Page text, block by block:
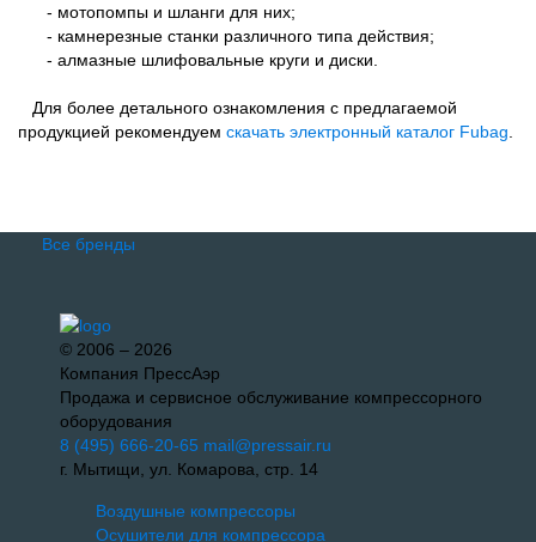
- мотопомпы и шланги для них;
- камнерезные станки различного типа действия;
- алмазные шлифовальные круги и диски.
Для более детального ознакомления с предлагаемой
продукцией рекомендуем скачать электронный каталог Fubag.
Все бренды
© 2006 – 2026
Компания ПрессАэр
Продажа и сервисное обслуживание компрессорного
оборудования
8 (495) 666-20-65 mail@pressair.ru
г. Мытищи, ул. Комарова, стр. 14
Воздушные компрессоры
Осушители для компрессора